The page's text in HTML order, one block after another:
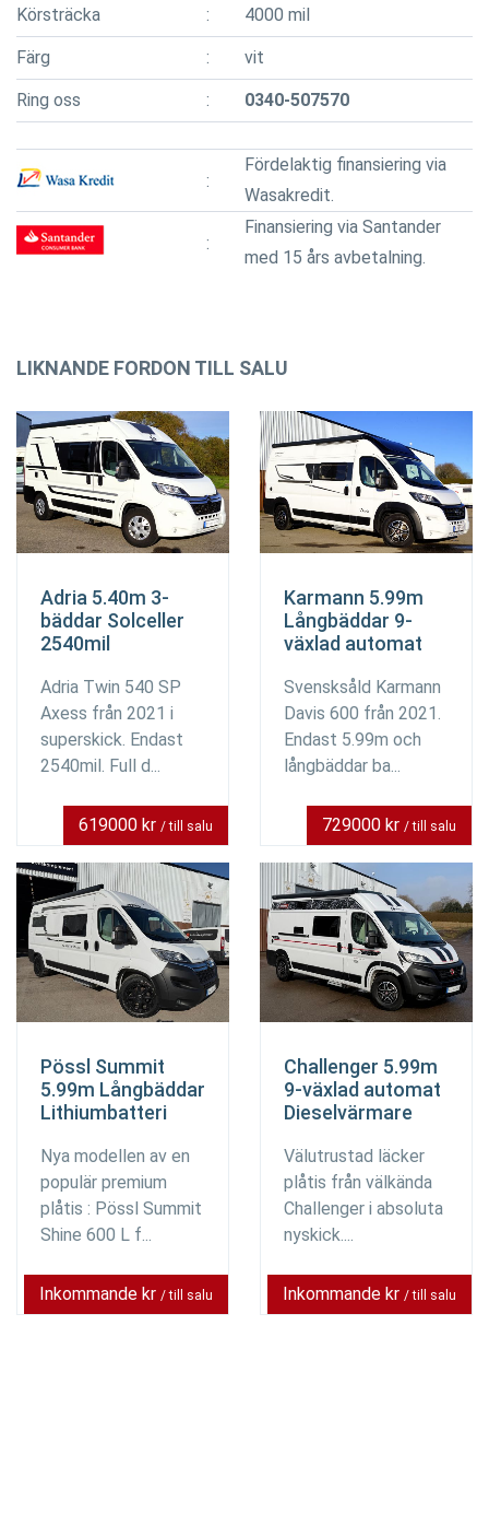
Körsträcka 4000 mil
Färg vit
Ring oss 0340-507570
Fördelaktig finansiering via
Wasakredit.
Finansiering via Santander
med 15 års avbetalning.
LIKNANDE FORDON TILL SALU
Adria 5.40m 3-
bäddar Solceller
2540mil
Adria Twin 540 SP
Axess från 2021 i
superskick. Endast
2540mil. Full d...
619000 kr / till salu
Karmann 5.99m
Långbäddar 9-
växlad automat
Svensksåld Karmann
Davis 600 från 2021.
Endast 5.99m och
långbäddar ba...
729000 kr / till salu
Pössl Summit
5.99m Långbäddar
Lithiumbatteri
Nya modellen av en
populär premium
plåtis : Pössl Summit
Shine 600 L f...
Inkommande kr / till salu
Challenger 5.99m
9-växlad automat
Dieselvärmare
Välutrustad läcker
plåtis från välkända
Challenger i absoluta
nyskick....
Inkommande kr / till salu